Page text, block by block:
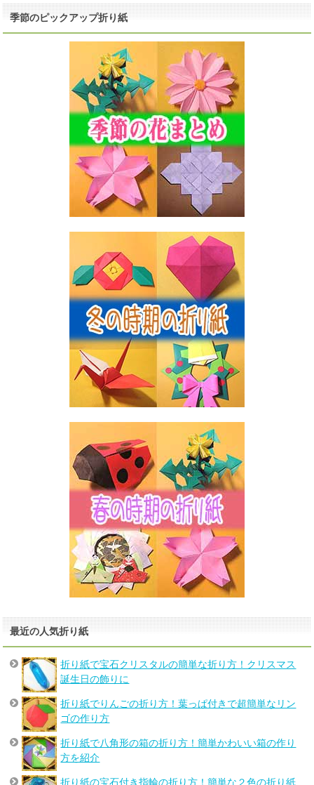
季節のピックアップ折り紙
最近の人気折り紙
折り紙で宝石クリスタルの簡単な折り方！クリスマス
誕生日の飾りに
折り紙でりんごの折り方！葉っぱ付きで超簡単なリン
ゴの作り方
折り紙で八角形の箱の折り方！簡単かわいい箱の作り
方を紹介
折り紙の宝石付き指輪の折り方！簡単な２色の折り紙